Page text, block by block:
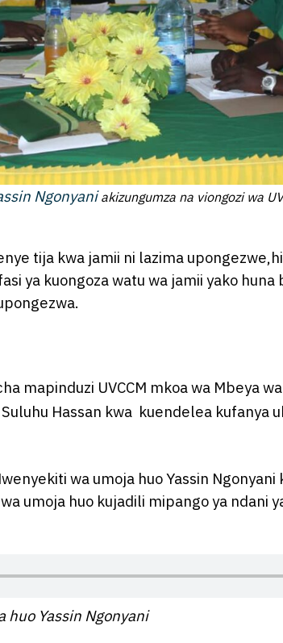
Ngonyaniakizungumza na viongozi wa
tija kwa jamii ni lazima
ya kuongoza watu wa jamii yako huna
mapinduzi UVCCM mkoa wa Mbeya
Hassan kwa kuendelea kufanya
wa umoja huo Yassin Ngonyani
umoja huo kujadili mipango ya ndani
huo Yassin Ngonyani